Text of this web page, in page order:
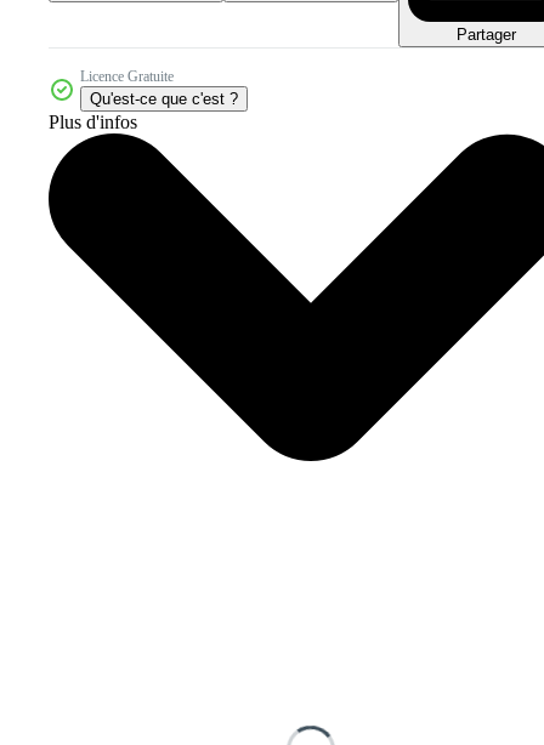
Partager
Licence Gratuite
Qu'est-ce que c'est ?
Plus d'infos